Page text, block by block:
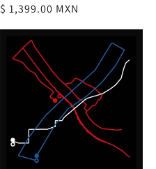
Precio
$ 1,399.00 MXN